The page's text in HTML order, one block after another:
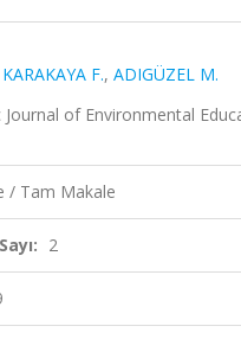
KARAKAYA F., ADIGÜZEL M.
of Environmental
/ Tam Makale
Sayı: 2